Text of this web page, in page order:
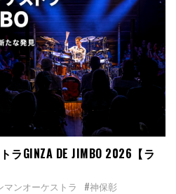
GINZA DE JIMBO 2026【ラ
マンオーケストラ
#神保彰